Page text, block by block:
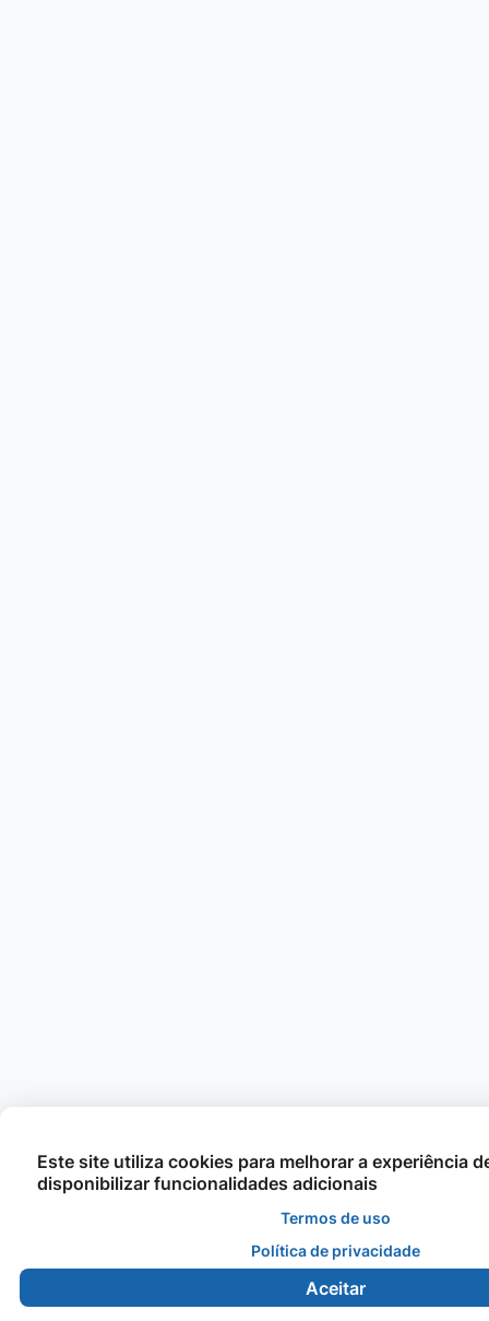
Este site utiliza cookies para melhorar a experiência
disponibilizar funcionalidades adicionais
Termos de uso
Política de privacidade
Aceitar